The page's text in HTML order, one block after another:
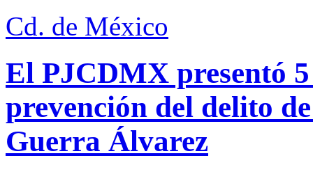
Cd. de México
El PJCDMX presentó
prevención del delito
Guerra Álvarez